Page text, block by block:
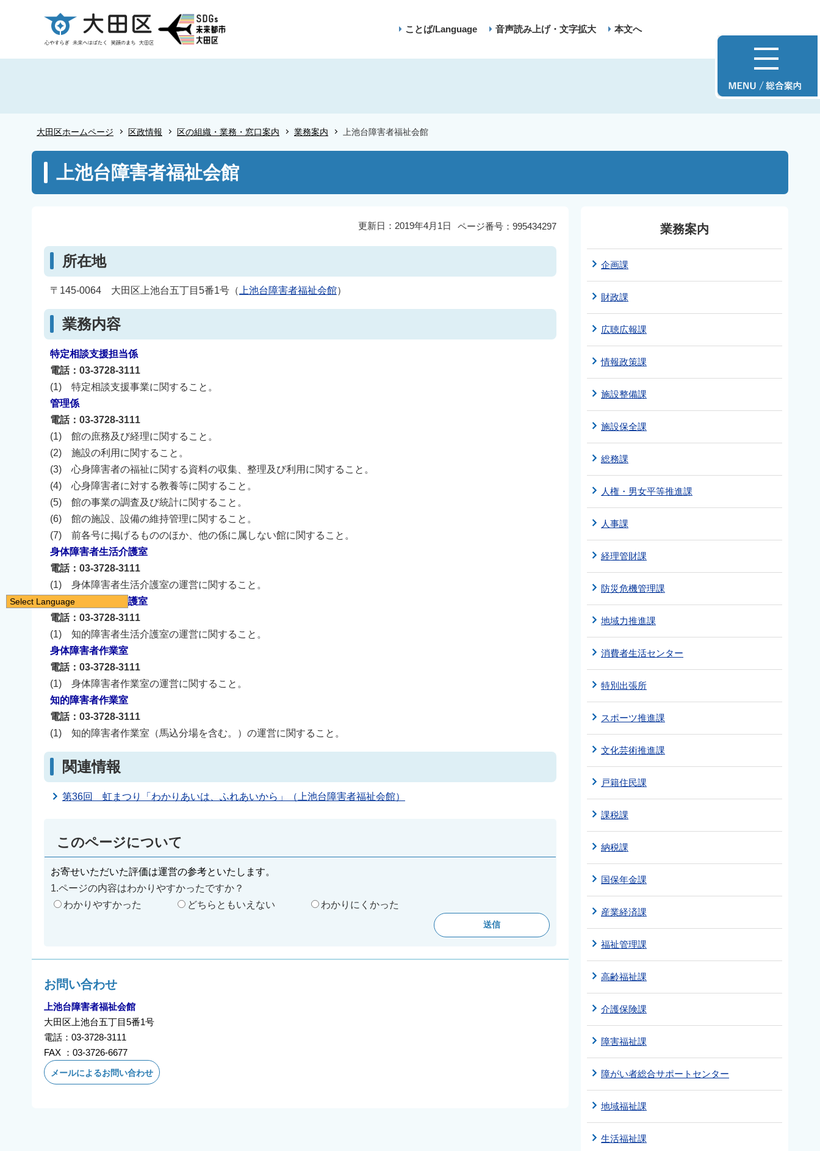
ー
ことば/Language 音声読み上げ・文字拡大 本文へ
大田区ホームページ 区政情報 区の組織・業務・窓口案内 業務案内 上池台障害者福祉会館
こ
上池台障害者福祉会館
ページ番号：995434297
更新日：2019年4月1日
所在地
〒145-0064 大田区上池台五丁目5番1号（ 上池台障害者福祉会館）
業務内容
特定相談支援担当係
電話：03-3728-3111
(1) 特定相談支援事業に関すること。
管理係
電話：03-3728-3111
(1) 館の庶務及び経理に関すること。
(2) 施設の利用に関すること。
(3) 心身障害者の福祉に関する資料の収集、整理及び利用に関すること。
(4) 心身障害者に対する教養等に関すること。
(5) 館の事業の調査及び統計に関すること。
(6) 館の施設、設備の維持管理に関すること。
(7) 前各号に掲げるもののほか、他の係に属しない館に関すること。
身体障害者生活介護室
電話：03-3728-3111
(1) 身体障害者生活介護室の運営に関すること。
知的障害者生活介護室
電話：03-3728-3111
(1) 知的障害者生活介護室の運営に関すること。
身体障害者作業室
電話：03-3728-3111
(1) 身体障害者作業室の運営に関すること。
知的障害者作業室
電話：03-3728-3111
(1) 知的障害者作業室（馬込分場を含む。）の運営に関すること。
関連情報
第36回 虹まつり「わかりあいは、ふれあいから」（上池台障害者福祉会館）
このページについて
お寄せいただいた評価は運営の参考といたします。
1.ページの内容はわかりやすかったですか？
わかりやすかった
どちらともいえない わかりにくかった
お問い合わせ
上池台障害者福祉会館
大田区上池台五丁目5番1号
電話：03-3728-3111
FAX ：03-3726-6677
メールによるお問い合わせ
業務案内
企画課
財政課
広聴広報課
情報政策課
施設整備課
施設保全課
総務課
人権・男女平等推進課
人事課
経理管財課
防災危機管理課
地域力推進課
消費者生活センター
特別出張所
スポーツ推進課
文化芸術推進課
戸籍住民課
課税課
納税課
国保年金課
産業経済課
福祉管理課
高齢福祉課
介護保険課
障害福祉課
障がい者総合サポートセンター
地域福祉課
生活福祉課
Select Language